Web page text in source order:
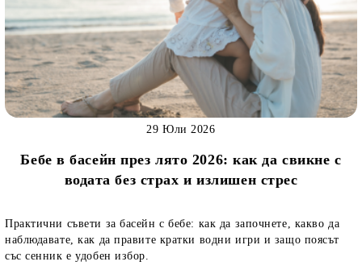
Бебе в басейн през лято 2026: как да свикне с
водата без страх и излишен стрес
29 Юли 2026
Практични съвети за басейн с бебе: как да започнете, какво да
наблюдавате, как да правите кратки водни игри и защо поясът
със сенник е удобен избор.